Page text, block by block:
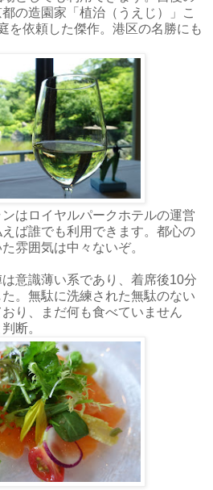
の造園家「植治（うえじ）」こ
を依頼した傑作。港区の名勝にも
はロイヤルパークホテルの運営
ば誰でも利用できます。都心の
雰囲気は中々ないぞ。
意識薄い系であり、着席後10分
。無駄に洗練された無駄のない
り、まだ何も食べていません
断。